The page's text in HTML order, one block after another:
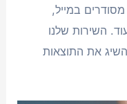
במייל,
השירות שלנו
את התוצאות